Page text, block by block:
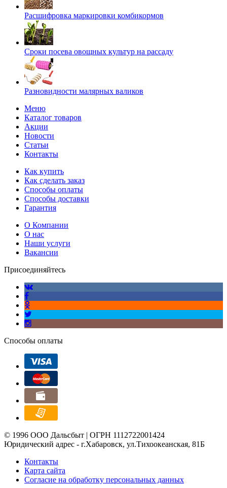
Расшифровка маркировки комбикормов
Сроки посева овощных культур на рассаду
Разновидности малярных валиков
Меню
Каталог товаров
Акции
Новости
Статьи
Контакты
Как купить
Как сделать заказ
Способы оплаты
Способы доставки
Гарантия
О Компании
О нас
Наши услуги
Вакансии
Присоединяйтесь
Способы оплаты
© 1996 ООО Дальсбыт | ОГРН 1112722001424
Юридический адрес - г.Хабаровск, ул.Тихоокеанская, 81Б
Контакты
Карта сайта
Согласие на обработку персональных данных